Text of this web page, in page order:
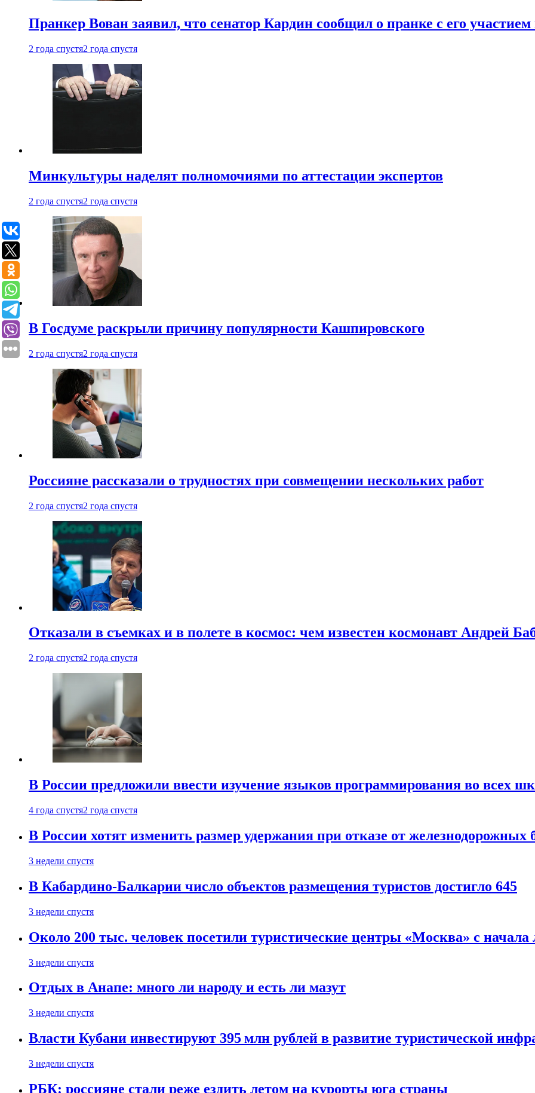
Пранкер Вован заявил, что сенатор Кардин сообщил о пранке с его
2 года спустя2 года спустя
Минкультуры наделят полномочиями по аттестации экспертов
2 года спустя2 года спустя
В Госдуме раскрыли причину популярности Кашпировского
2 года спустя2 года спустя
Россияне рассказали о трудностях при совмещении нескольких работ
2 года спустя2 года спустя
Отказали в съемках и в полете в космос: чем известен космонавт Андрей
2 года спустя2 года спустя
В России предложили ввести изучение языков программирования во всех
4 года спустя2 года спустя
В России хотят изменить размер удержания при отказе от железнодорожных
3 недели спустя
В Кабардино-Балкарии число объектов размещения туристов достигло 645
3 недели спустя
Около 200 тыс. человек посетили туристические центры «Москва» с начала
3 недели спустя
Отдых в Анапе: много ли народу и есть ли мазут
3 недели спустя
Власти Кубани инвестируют 395 млн рублей в развитие туристической
3 недели спустя
РБК: россияне стали реже ездить летом на курорты юга страны